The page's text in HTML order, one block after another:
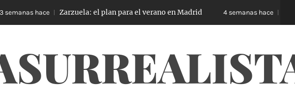
hace Zarzuela: el plan para el verano en Madrid 4 semanas hace